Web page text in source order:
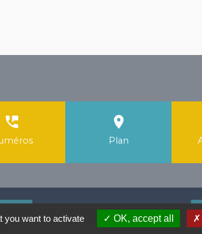
perm_phone_msg room
Plan
you want to activate OK, accept all